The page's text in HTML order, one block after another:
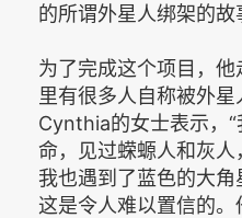
的所谓外星人绑架的故
为了完成这个项目，
里有很多人自称被外
Cynthia的女士表示，
命，见过蝾螈人和灰人
我也遇到了蓝色的大角
这是令人难以置信的